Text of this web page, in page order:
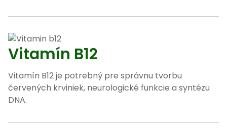
Vitamín B12
Vitamín B12 je potrebný pre správnu tvorbu
červených krviniek, neurologické funkcie a syntézu
DNA.